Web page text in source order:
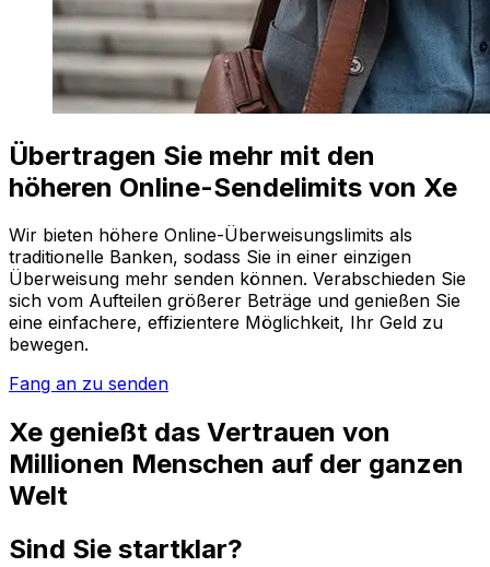
Übertragen Sie mehr mit den
höheren Online-Sendelimits von Xe
Wir bieten höhere Online-Überweisungslimits als
traditionelle Banken, sodass Sie in einer einzigen
Überweisung mehr senden können. Verabschieden Sie
sich vom Aufteilen größerer Beträge und genießen Sie
eine einfachere, effizientere Möglichkeit, Ihr Geld zu
bewegen.
Fang an zu senden
Xe genießt das Vertrauen von
Millionen Menschen auf der ganzen
Welt
Sind Sie startklar?